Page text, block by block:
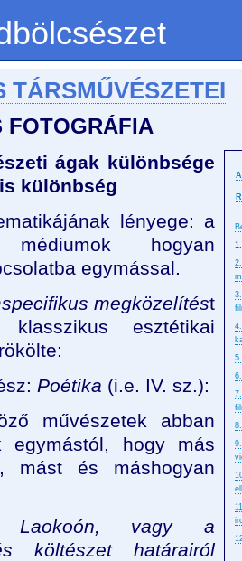
TÁRSMŰVÉSZETEI
FOTOGRÁFIA
ágak különbsége
különbség
lényege: a
médiumok hogyan
egymással.
megközelítést
esztétikai
Poétika (i.e. IV. sz.):
művészetek abban
egymástól, hogy más
mást és máshogyan
Laokoón, vagy a
költészet határairól